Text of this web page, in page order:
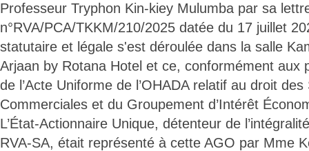
Professeur Tryphon Kin-kiey Mulumba par sa
n°RVA/PCA/TKKM/210/2025 datée du 17 juillet
statutaire et légale s'est déroulée dans la salle
Arjaan by Rotana Hotel et ce, conformément aux
de l’Acte Uniforme de l’OHADA relatif au droit des
Commerciales et du Groupement d’Intérêt
L’État-Actionnaire Unique, détenteur de
RVA-SA, était représenté à cette AGO par Mme